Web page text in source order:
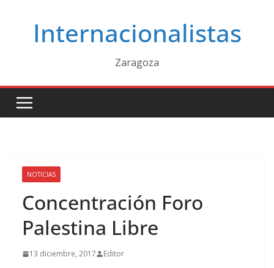
contenidoInternacionalistas
Zaragoza
NOTICIAS
Concentración Foro
Palestina Libre
13 diciembre, 2017 Editor